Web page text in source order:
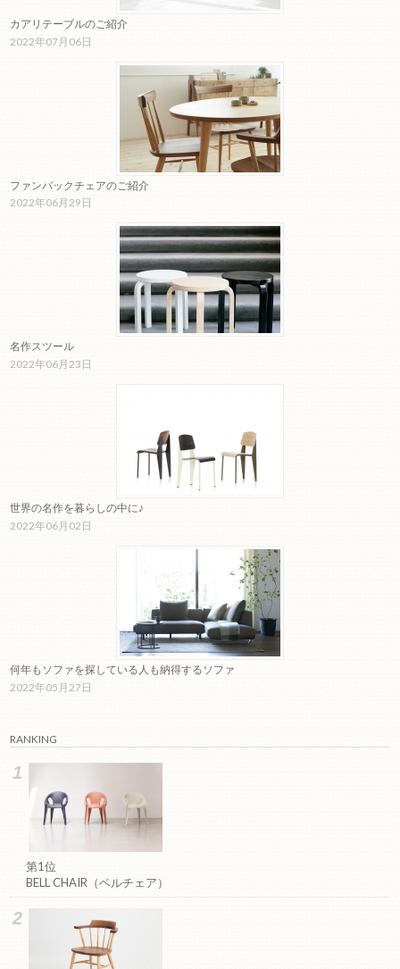
カアリテーブルのご紹介
2022年07月06日
ファンバックチェアのご紹介
2022年06月29日
名作スツール
2022年06月23日
世界の名作を暮らしの中に♪
2022年06月02日
何年もソファを探している人も納得するソファ
2022年05月27日
RANKING
第1位
BELL CHAIR（ベルチェア）